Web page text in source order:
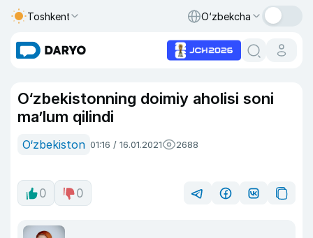
Toshkent O‘zbekcha
O‘zbekistonning doimiy aholisi soni
ma’lum qilindi
O‘zbekiston 01:16 / 16.01.2021 2688
0 0